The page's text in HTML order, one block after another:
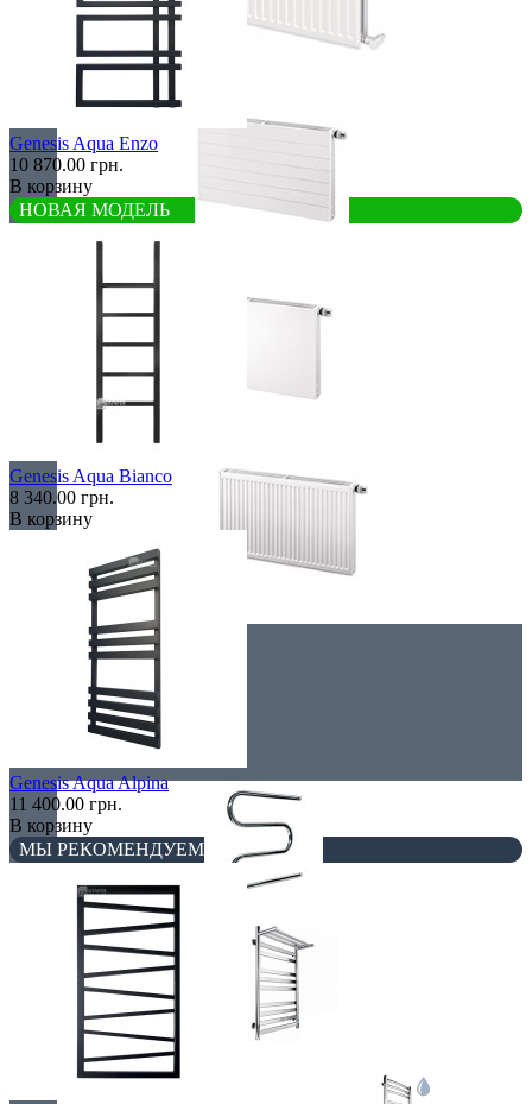
Гигиенические
Линейные
Плоские
Профильные
Чугунные радиаторы
Полотенцесушители
Бюджетные
В виде полки
Genesis Aqua Enzo
10 870.00 грн.
В корзину
НОВАЯ МОДЕЛЬ
Genesis Aqua Bianco
8 340.00 грн.
В корзину
Genesis Aqua Alpina
11 400.00 грн.
В корзину
МЫ РЕКОМЕНДУЕМ